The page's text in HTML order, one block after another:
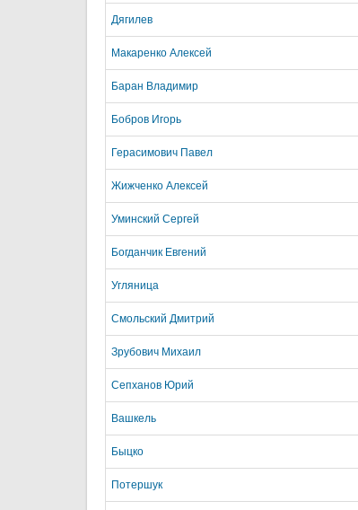
Дягилев
Макаренко Алексей
Баран Владимир
Бобров Игорь
Герасимович Павел
Жижченко Алексей
Уминский Сергей
Богданчик Евгений
Угляница
Смольский Дмитрий
Зрубович Михаил
Сепханов Юрий
Вашкель
Быцко
Потершук